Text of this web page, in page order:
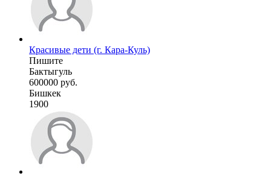
Красивые дети (г. Кара-Куль)
Пишите
Бактыгуль
600000 руб.
Бишкек
1900